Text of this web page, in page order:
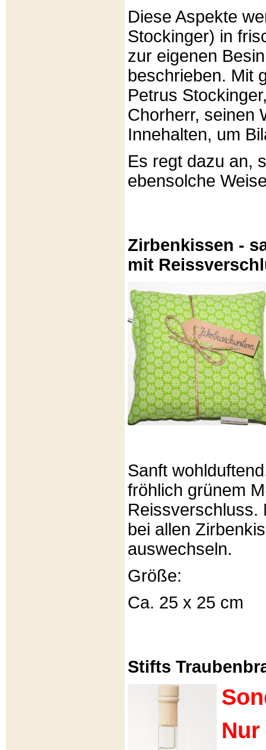
Diese Aspekte
Stockinger) in
zur eigenen
beschrieben. Mit
Petrus
Chorherr, seinen
Innehalten, um
Es regt dazu an,
ebensolche
Zirbenkissen -
mit
Sanft
fröhlich grünem
Reissverschluss.
bei allen
auswechseln.
Größe:
Ca. 25 x 25 cm
Stifts
Nur